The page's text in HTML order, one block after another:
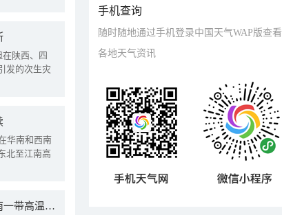
陕西、四
发的次生灾
华南和西南
北至江南高
四川陕西等地需警惕降雨叠加致灾 华北南部至江南一带高温频现
手机查询
随时随地通过手机登录中国天气WAP版查看
各地天气资讯